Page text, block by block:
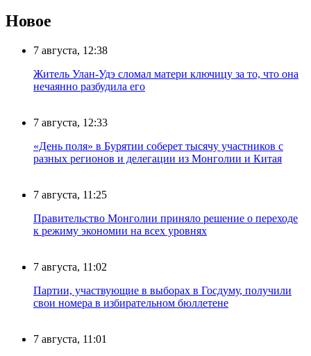
Новое
7 августа, 12:38
Житель Улан-Удэ сломал матери ключицу за то, что она
нечаянно разбудила его
7 августа, 12:33
«День поля» в Бурятии соберет тысячу участников с
разных регионов и делегации из Монголии и Китая
7 августа, 11:25
Правительство Монголии приняло решение о переходе
к режиму экономии на всех уровнях
7 августа, 11:02
Партии, участвующие в выборах в Госдуму, получили
свои номера в избирательном бюллетене
7 августа, 11:01